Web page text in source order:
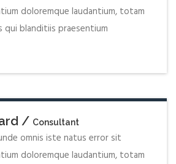
doloremque laudantium, totam
qui blanditiis praesentium
/ Consultant
omnis iste natus error sit
doloremque laudantium, totam